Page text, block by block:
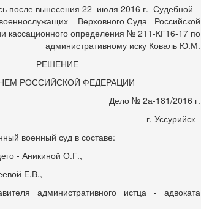
после вынесения 22 июля 2016 г. Судебной
Верховного Суда Российской
кассационного определения № 211-КГ16-17 по
административному иску Коваль Ю.М.
РЕШЕНИЕ
РОССИЙСКОЙ ФЕДЕРАЦИИ
Дело № 2а-181/2016 г.
2016 г. г. Уссурийск
военный суд в составе:
- Аникиной О.Г.,
Е.В.,
административного истца - адвоката